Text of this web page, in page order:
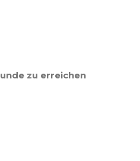
zu erreichen